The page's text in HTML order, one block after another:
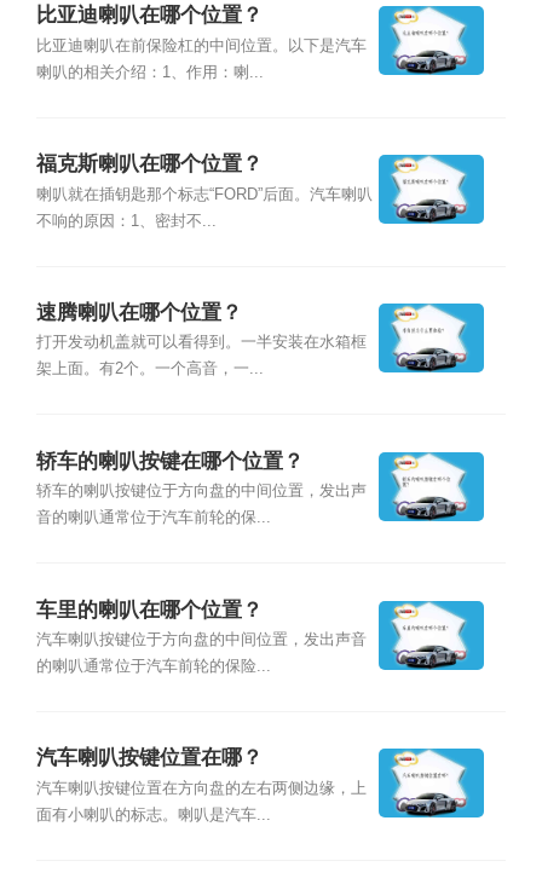
比亚迪喇叭在哪个位置？
比亚迪喇叭在前保险杠的中间位置。以下是汽车
喇叭的相关介绍：1、作用：喇...
福克斯喇叭在哪个位置？
喇叭就在插钥匙那个标志“FORD”后面。汽车喇叭
不响的原因：1、密封不...
速腾喇叭在哪个位置？
打开发动机盖就可以看得到。一半安装在水箱框
架上面。有2个。一个高音，一...
轿车的喇叭按键在哪个位置？
轿车的喇叭按键位于方向盘的中间位置，发出声
音的喇叭通常位于汽车前轮的保...
车里的喇叭在哪个位置？
汽车喇叭按键位于方向盘的中间位置，发出声音
的喇叭通常位于汽车前轮的保险...
汽车喇叭按键位置在哪？
汽车喇叭按键位置在方向盘的左右两侧边缘，上
面有小喇叭的标志。喇叭是汽车...